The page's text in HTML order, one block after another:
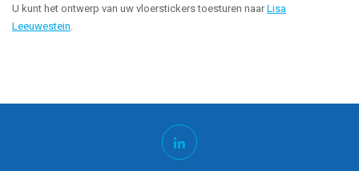
U kunt het ontwerp van uw vloerstickers toesturen naarLisa
Leeuwestein.